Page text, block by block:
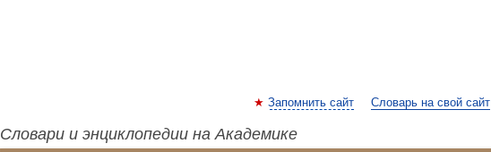
Запомнить сайт Словарь на свой сайт
Словари и энциклопедии на Академике